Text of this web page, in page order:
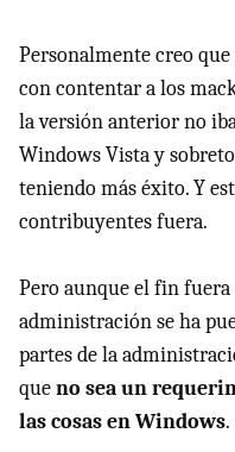
Personalmente creo
con contentar a los
la versión anterior no
Windows Vista y
teniendo más éxito. Y
contribuyentes fuera.
Pero aunque el fin
administración se ha
partes de la
queno sea un
las cosas en Windows.